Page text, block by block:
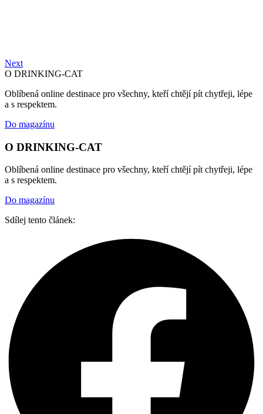
Next
O DRINKING-CAT
Oblíbená online destinace pro všechny, kteří chtějí pít chytřeji, lépe
a s respektem.
Do magazínu
O DRINKING-CAT
Oblíbená online destinace pro všechny, kteří chtějí pít chytřeji, lépe
a s respektem.
Do magazínu
Sdílej tento článek: